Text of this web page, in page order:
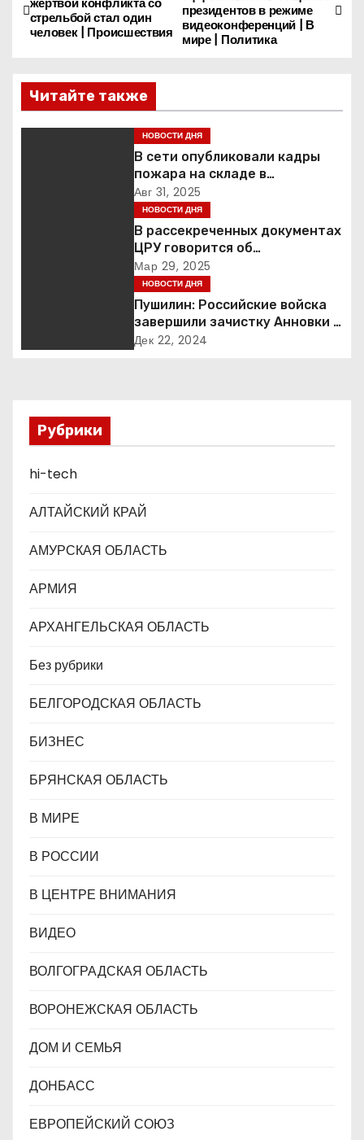
а
и
г
и
с
я
президентов в режиме
видеоконференций | В
мире | Политика
стрельбой стал один
человек | Происшествия
Читайте также
НОВОСТИ ДНЯ
В сети опубликовали кадры
пожара на складе в
подмосковной Балашихе
Авг 31, 2025
НОВОСТИ ДНЯ
В рассекреченных документах
ЦРУ говорится об
«обнаружении» Ковчега
Завета
Мар 29, 2025
НОВОСТИ ДНЯ
Пушилин: Российские войска
завершили зачистку Анновки в
ДНР
Дек 22, 2024
Рубрики
hi-tech
АЛТАЙСКИЙ КРАЙ
АМУРСКАЯ ОБЛАСТЬ
АРМИЯ
АРХАНГЕЛЬСКАЯ ОБЛАСТЬ
Без рубрики
БЕЛГОРОДСКАЯ ОБЛАСТЬ
БИЗНЕС
БРЯНСКАЯ ОБЛАСТЬ
В МИРЕ
В РОССИИ
В ЦЕНТРЕ ВНИМАНИЯ
ВИДЕО
ВОЛГОГРАДСКАЯ ОБЛАСТЬ
ВОРОНЕЖСКАЯ ОБЛАСТЬ
ДОМ И СЕМЬЯ
ДОНБАСС
ЕВРОПЕЙСКИЙ СОЮЗ